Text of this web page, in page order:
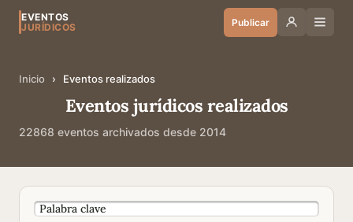
EVENTOS
JURÍDICOS
Publicar
Inicio › Eventos realizados
Eventos jurídicos realizados
22868 eventos archivados desde 2014